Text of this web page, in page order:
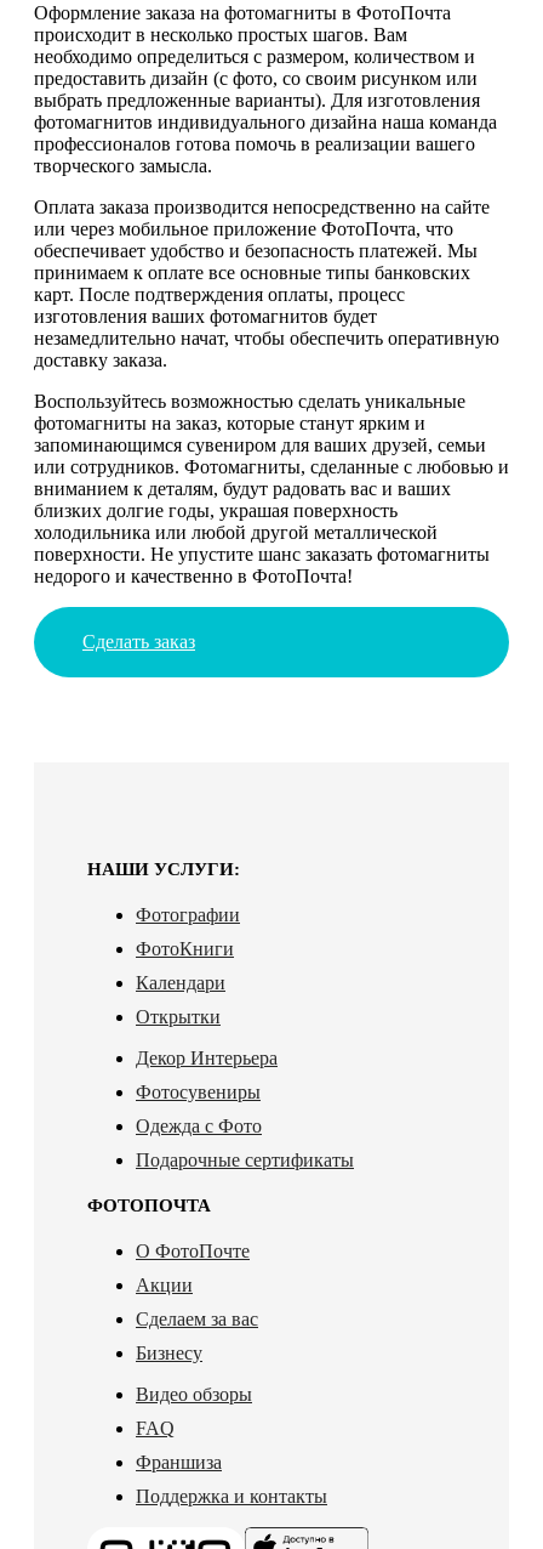
Оформление заказа на фотомагниты в ФотоПочта
происходит в несколько простых шагов. Вам
необходимо определиться с размером, количеством и
предоставить дизайн (с фото, со своим рисунком или
выбрать предложенные варианты). Для изготовления
фотомагнитов индивидуального дизайна наша команда
профессионалов готова помочь в реализации вашего
творческого замысла.
Оплата заказа производится непосредственно на сайте
или через мобильное приложение ФотоПочта, что
обеспечивает удобство и безопасность платежей. Мы
принимаем к оплате все основные типы банковских
карт. После подтверждения оплаты, процесс
изготовления ваших фотомагнитов будет
незамедлительно начат, чтобы обеспечить оперативную
доставку заказа.
Воспользуйтесь возможностью сделать уникальные
фотомагниты на заказ, которые станут ярким и
запоминающимся сувениром для ваших друзей, семьи
или сотрудников. Фотомагниты, сделанные с любовью и
вниманием к деталям, будут радовать вас и ваших
близких долгие годы, украшая поверхность
холодильника или любой другой металлической
поверхности. Не упустите шанс заказать фотомагниты
недорого и качественно в ФотоПочта!
Сделать заказ
НАШИ УСЛУГИ:
Фотографии
ФотоКниги
Календари
Открытки
Декор Интерьера
Фотосувениры
Одежда с Фото
Подарочные сертификаты
ФОТОПОЧТА
О ФотоПочте
Акции
Сделаем за вас
Бизнесу
Видео обзоры
FAQ
Франшиза
Поддержка и контакты